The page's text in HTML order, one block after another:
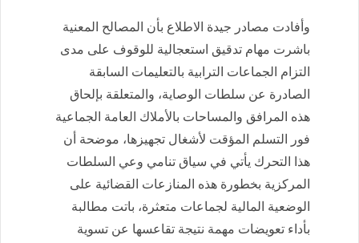
وأفادت مصادر جيدة الاطلاع بأن المصالح المعنية
باشرت مهام تدقيق استعجالية للوقوف على مدى
التزام الجماعات الترابية بالتعليمات السابقة
الصادرة عن سلطات الوصاية، والمتعلقة بإلحاق
هذه المرافق والمساحات بالأملاك العامة الجماعية
فور التسلم المؤقت لأشغال تجهيزها، موضحة أن
هذا التحرك يأتي في سياق تنامي وعي السلطات
المركزية بخطورة هذه المنازعات القضائية على
الوضعية المالية لجماعات متعثرة، باتت مطالبة
بأداء تعويضات مهمة نتيجة تقاعسها عن تسوية